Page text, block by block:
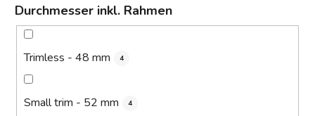
Durchmesser inkl. Rahmen
Trimless - 48 mm 4
Small trim - 52 mm 4